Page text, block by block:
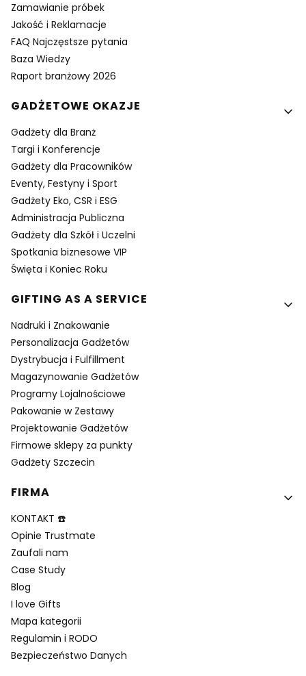
Zamawianie próbek
Jakość i Reklamacje
FAQ Najczęstsze pytania
Baza Wiedzy
Raport branżowy 2026
GADŻETOWE OKAZJE
Gadżety dla Branż
Targi i Konferencje
Gadżety dla Pracowników
Eventy, Festyny i Sport
Gadżety Eko, CSR i ESG
Administracja Publiczna
Gadżety dla Szkół i Uczelni
Spotkania biznesowe VIP
Święta i Koniec Roku
GIFTING AS A SERVICE
Nadruki i Znakowanie
Personalizacja Gadżetów
Dystrybucja i Fulfillment
Magazynowanie Gadżetów
Programy Lojalnościowe
Pakowanie w Zestawy
Projektowanie Gadżetów
Firmowe sklepy za punkty
Gadżety Szczecin
FIRMA
KONTAKT ☎️
Opinie Trustmate
Zaufali nam
Case Study
Blog
I love Gifts
Mapa kategorii
Regulamin i RODO
Bezpieczeństwo Danych